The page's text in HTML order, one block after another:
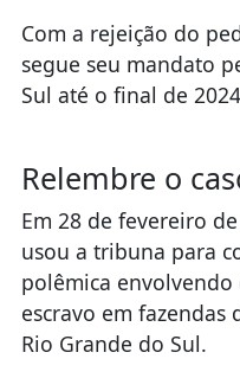
Com a rejeição do
segue seu mandato
Sul até o final de
Relembre o
Em 28 de fevereiro
usou a tribuna para
polêmica
escravo em
Rio Grande do Sul.